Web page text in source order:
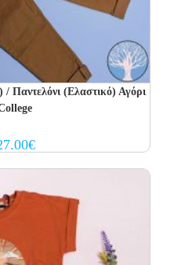
Παντελόνι (Ελαστικό) Αγόρι
€Current
price